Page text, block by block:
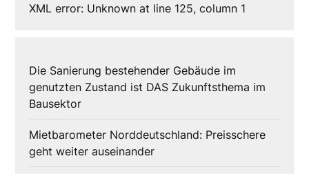
XML error: Unknown at line 125, column 1
Die Sanierung bestehender Gebäude im
genutzten Zustand ist DAS Zukunftsthema im
Bausektor
Mietbarometer Norddeutschland: Preisschere
geht weiter auseinander